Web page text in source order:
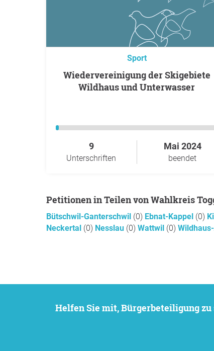
Sport
Wiedervereinigung der Skigebiete
Wildhaus und Unterwasser
9
Unterschriften
Mai 2024
beendet
Petitionen in Teilen von Wahlkreis
Bütschwil-Ganterschwil (0) Ebnat-Kappel (0)
Neckertal (0) Nesslau (0) Wattwil (0)
Helfen Sie mit, Bürgerbeteiligung